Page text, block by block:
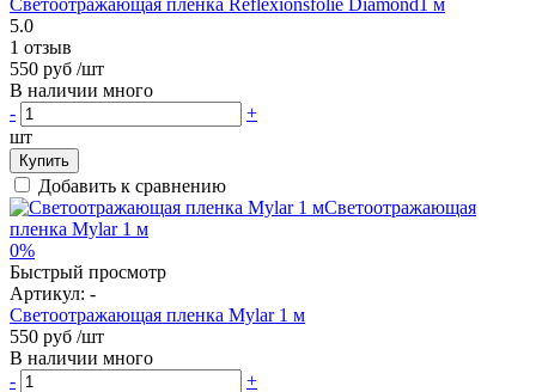
5.0
1 отзыв
550 руб /шт
В наличии много
-
+
шт
Купить
Добавить к сравнению
0%
Быстрый просмотр
Артикул: -
Светоотражающая пленка Mylar 1 м
550 руб /шт
В наличии много
-
+